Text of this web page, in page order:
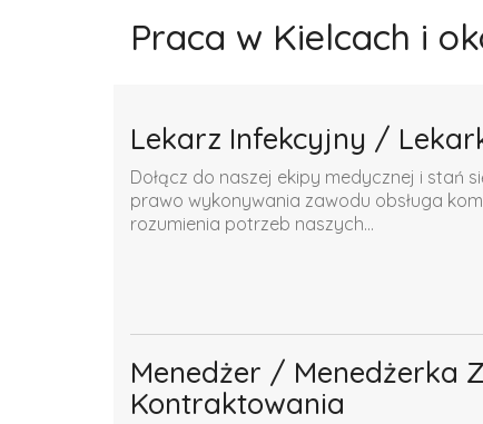
Praca w Kielcach i
Lekarz Infekcyjny /
Dołącz do naszej ekipy medycznej i stań
prawo wykonywania zawodu obsługa
rozumienia potrzeb naszych...
Menedżer / Menedżerka
Kontraktowania